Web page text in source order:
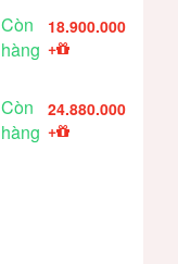
Còn
hàng
18.900.000
+
Còn
hàng
24.880.000
+